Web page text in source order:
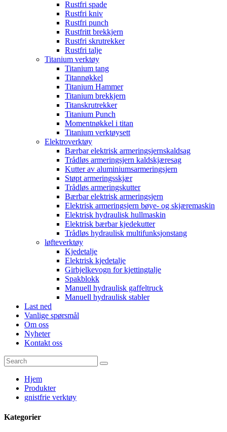
Rustfri spade
Rustfri kniv
Rustfri punch
Rustfritt brekkjern
Rustfri skrutrekker
Rustfri talje
Titanium verktøy
Titanium tang
Titannøkkel
Titanium Hammer
Titanium brekkjern
Titanskrutrekker
Titanium Punch
Momentnøkkel i titan
Titanium verktøysett
Elektroverktøy
Bærbar elektrisk armeringsjernskaldsag
Trådløs armeringsjern kaldskjæresag
Kutter av aluminiumsarmeringsjern
Støpt armeringsskjær
Trådløs armeringskutter
Bærbar elektrisk armeringsjern
Elektrisk armeringsjern bøye- og skjæremaskin
Elektrisk hydraulisk hullmaskin
Elektrisk bærbar kjedekutter
Trådløs hydraulisk multifunksjonstang
løfteverktøy
Kjedetalje
Elektrisk kjedetalje
Girbjelkevogn for kjettingtalje
Spakblokk
Manuell hydraulisk gaffeltruck
Manuell hydraulisk stabler
Last ned
Vanlige spørsmål
Om oss
Nyheter
Kontakt oss
Hjem
Produkter
gnistfrie verktøy
Kategorier